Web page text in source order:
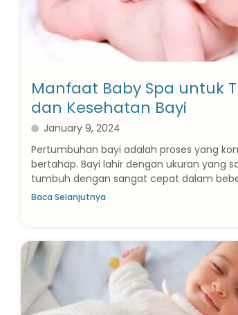
Manfaat Baby Spa untuk
dan Kesehatan Bayi
January 9, 2024
Pertumbuhan bayi adalah proses yang
bertahap. Bayi lahir dengan ukuran yang
tumbuh dengan sangat cepat dalam
Baca Selanjutnya